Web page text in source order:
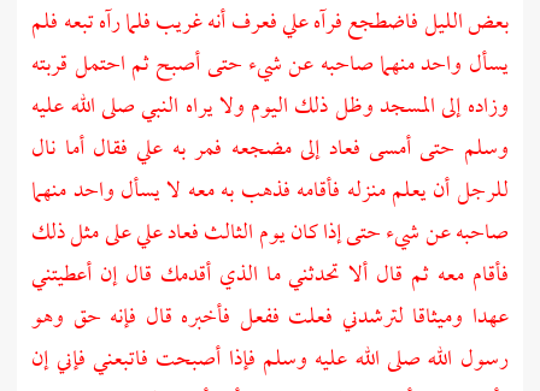
بعض الليل فاضطجع فرآهعليفعرف أنه غريب فلما رآه تبعه فلم
يسأل واحد منهما صاحبه عن شيء حتى أصبح ثم احتمل قربته
وزاده إلى المسجد وظل ذلك اليوم ولا يراه النبي صلى الله عليه
وسلم حتى أمسى فعاد إلى مضجعه فمر به علي فقال أما نال
للرجل أن يعلم منزله فأقامه فذهب به معه لا يسأل واحد منهما
صاحبه عن شيء حتى إذا كان يوم الثالث فعادعليعلى مثل ذلك
فأقام معه ثم قال ألا تحدثني ما الذي أقدمك قال إن أعطيتني
عهدا وميثاقا لترشدني فعلت ففعل فأخبره قال فإنه حق وهو
رسول الله صلى الله عليه وسلم فإذا أصبحت فاتبعني فإني إن